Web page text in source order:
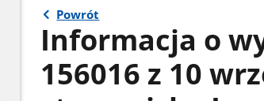
Powrót
Informacja o
156016 z 10